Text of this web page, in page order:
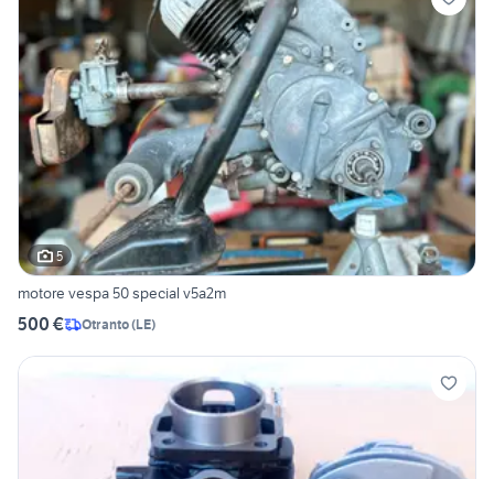
5
motore vespa 50 special v5a2m
500 € Otranto(LE)